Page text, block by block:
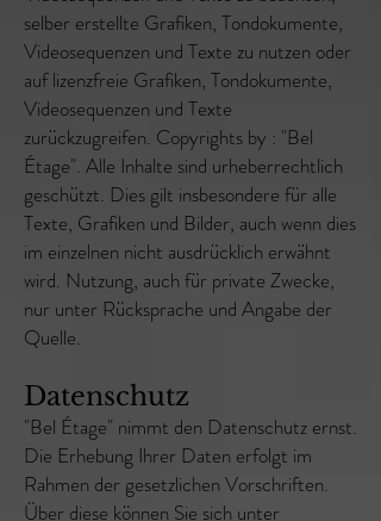
selber erstellte Grafiken, Tondokumente,
Videosequenzen und Texte zu nutzen oder
auf lizenzfreie Grafiken, Tondokumente,
Videosequenzen und Texte
zurückzugreifen. Copyrights by : "Bel
Étage". Alle Inhalte sind urheberrechtlich
geschützt. Dies gilt insbesondere für alle
Texte, Grafiken und Bilder, auch wenn dies
im einzelnen nicht ausdrücklich erwähnt
wird. Nutzung, auch für private Zwecke,
nur unter Rücksprache und Angabe der
Quelle.
Datenschutz
"Bel Étage" nimmt den Datenschutz ernst.
Die Erhebung Ihrer Daten erfolgt im
Rahmen der gesetzlichen Vorschriften.
Über diese können Sie sich unter